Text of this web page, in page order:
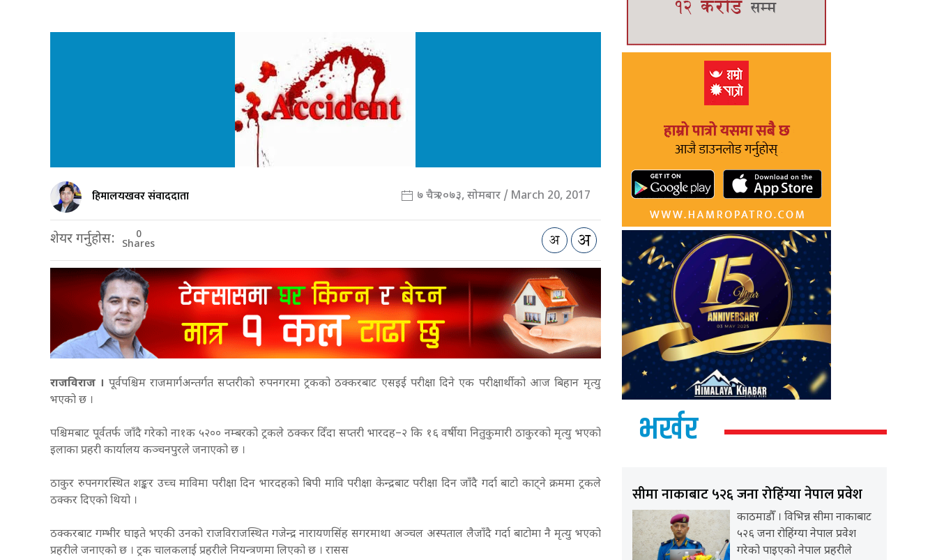
हिमालयखवर संवाददाता ७ चैत्र २०७३, सोमबार / March 20, 2017
शेयर गर्नुहोस: 0
Shares
राजविराज । पूर्वपश्चिम राजमार्गअन्तर्गत सप्तरीको रुपनगरमा ट्रकको ठक्करबाट एसइई परीक्षा दिने एक परीक्षार्थीको आज बिहान मृत्यु
भएको छ ।
पश्चिमबाट पूर्वतर्फ जाँदै गरेको ना१क ५२०० नम्बरको ट्रकले ठक्कर दिँदा सप्तरी भारदह–२ कि १६ वर्षीया नितुकुमारी ठाकुरको मृत्यु भएको
इलाका प्रहरी कार्यालय कञ्चनपुरले जनाएको छ ।
ठाकुर रुपनगरस्थित शङ्कर उच्च माविमा परीक्षा दिन भारदहको बिपी मावि परीक्षा केन्द्रबाट परीक्षा दिन जाँदै गर्दा बाटो काट्ने क्रममा ट्रकले
ठक्कर दिएको थियो ।
ठक्करबाट गम्भीर घाइते भएकी उनको राजविराजस्थित गजेन्द्र नारायणसिंह सगरमाथा अञ्चल अस्पताल लैजाँदै गर्दा बाटोमा नै मृत्यु भएको
प्रहरीले जनाएको छ । ट्रक चालकलाई प्रहरीले नियन्त्रणमा लिएको छ । रासस
भर्खर
सीमा नाकाबाट ५२६ जना रोहिंग्या नेपाल प्रवेश
काठमाडौँ । विभिन्न सीमा नाकाबाट
५२६ जना रोहिंग्या नेपाल प्रवेश
गरेको पाइएको नेपाल प्रहरीले